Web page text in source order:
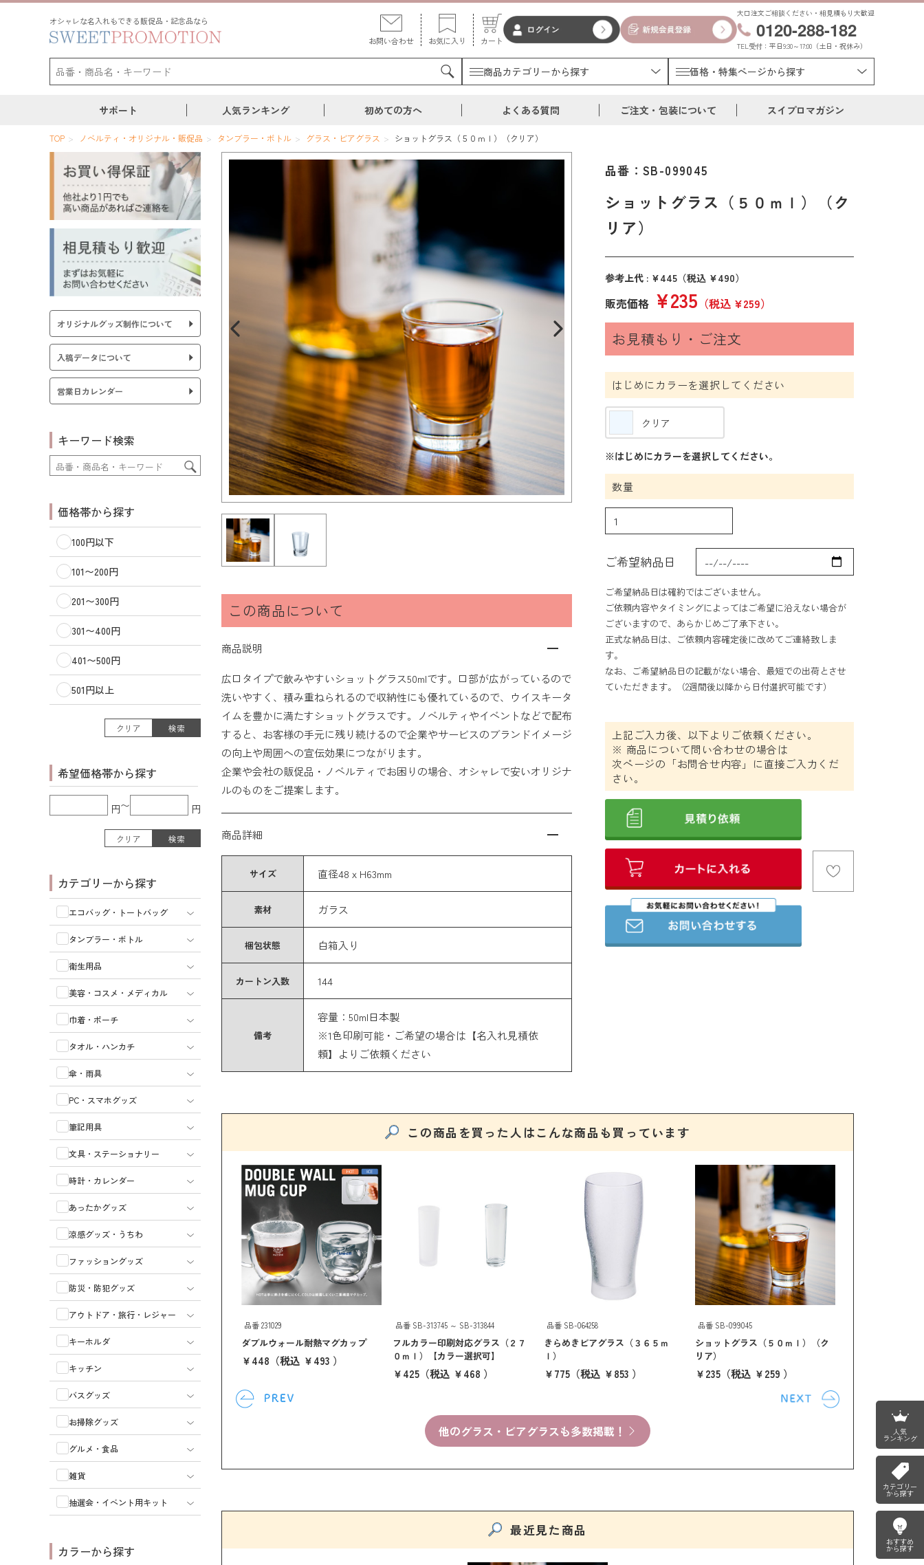
オシャレな名入れもできる販促品・記念品なら
お問い合わせ
お気に入り カート
大口注文ご相談ください・相見積もり大歓迎
0120-288-182
TEL受付：平日9:30～17:00（土日・祝休み）
商品カテゴリーから探す 価格・特集ページから探す
サポート 人気ランキング 初めての方へ よくある質問 ご注文・包装について スイプロマガジン
TOP ノベルティ・オリジナル・販促品 タンブラー・ボトル グラス・ビアグラス ショットグラス（５０ｍｌ）（クリア）
人気
ランキング
カテゴリー
から探す
おすすめ
から探す
オリジナルグッズ制作について
入稿データについて
営業日カレンダー
キーワード検索
価格帯から探す
100円以下
101〜200円
201〜300円
301〜400円
401〜500円
501円以上
クリア 検索
希望価格帯から探す
円〜 円
クリア 検索
カテゴリーから探す
エコバッグ・トートバッグ
タンブラー・ボトル
衛生用品
美容・コスメ・メディカル
巾着・ポーチ
タオル・ハンカチ
傘・雨具
PC・スマホグッズ
筆記用具
文具・ステーショナリー
時計・カレンダー
あったかグッズ
涼感グッズ・うちわ
ファッショングッズ
防災・防犯グッズ
アウトドア・旅行・レジャー
キーホルダ
キッチン
バスグッズ
お掃除グッズ
グルメ・食品
雑貨
抽選会・イベント用キット
カラーから探す
この商品について
商品説明
広口タイプで飲みやすいショットグラス50mlです。口部が広がっているので
洗いやすく、積み重ねられるので収納性にも優れているので、ウイスキータ
イムを豊かに満たすショットグラスです。ノベルティやイベントなどで配布
すると、お客様の手元に残り続けるので企業やサービスのブランドイメージ
の向上や周囲への宣伝効果につながります。
企業や会社の販促品・ノベルティでお困りの場合、オシャレで安いオリジナ
ルのものをご提案します。
商品詳細
サイズ 直径48ｘH63mm
素材 ガラス
梱包状態 白箱入り
カートン入数 144
備考
容量：50ml日本製
※1色印刷可能・ご希望の場合は【名入れ見積依
頼】よりご依頼ください
品番：SB-099045
ショットグラス（５０ｍｌ）（ク
リア）
参考上代 : ¥445 （税込 ¥490）
販売価格 ¥235 （税込 ¥259）
お見積もり・ご注文
はじめにカラーを選択してください
クリア
※はじめにカラーを選択してください。
数量
ご希望納品日
ご希望納品日は確約ではございません。
ご依頼内容やタイミングによってはご希望に沿えない場合が
ございますので、あらかじめご了承下さい。
正式な納品日は、ご依頼内容確定後に改めてご連絡致しま
す。
なお、ご希望納品日の記載がない場合、最短での出荷とさせ
ていただきます。（2週間後以降から日付選択可能です）
上記ご入力後、以下よりご依頼ください。
※ 商品について問い合わせの場合は
次ページの「お問合せ内容」に直接ご入力くだ
さい。
この商品を買った人はこんな商品も買っています
５０ｍｌ）（ク
品番 SB-288241
缶型グラス(490ml)(クリア)
品番 231029
ダブルウォール耐熱マグカップ
￥448 （税込 ￥493 ）
品番 SB-313745 ～ SB-313844
フルカラー印刷対応グラス（２７
０ｍｌ）【カラー選択可】
￥425 （税込 ￥468 ）
品番 SB-064258
きらめきビアグラス（３６５ｍ
ｌ）
￥775 （税込 ￥853 ）
品番 SB-099045
ショットグラス（５０ｍｌ）（ク
リア）
￥235 （税込 ￥259 ）
他のグラス・ビアグラスも多数掲載！
最近見た商品